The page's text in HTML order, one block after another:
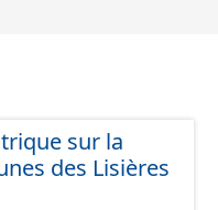
sur la
des Lisières